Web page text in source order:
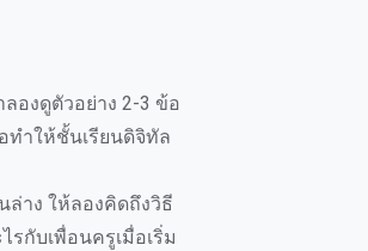
องดูตัวอย่าง 2-3 ข้อ
อทำให้ชั้นเรียนดิจิทัล
าง ให้ลองคิดถึงวิธี
กับเพื่อนครูเมื่อเริ่ม